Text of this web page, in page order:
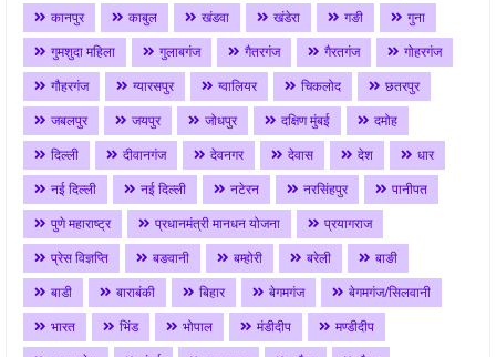
कानपुर
काबुल खंडवा खंडेरा गङी
गुना
गुमशुदा महिला
गुलाबगंज गैतरगंज गैरतगंज
गोहरगंज
गौहरगंज
ग्यारसपुर ग्वालियर चिकलोद
छतरपुर
जबलपुर
जयपुर जोधपुर दक्षिण मुंबई
दमोह
दिल्ली
दीवानगंज देवनगर देवास देश
धार
नई दिल्ली
नई दिल्ली नटेरन नरसिंहपुर
पानीपत
पुणे महाराष्ट्र
प्रधानमंत्री मानधन योजना
प्रयागराज
प्रेस विज्ञप्ति
बङवानी बम्होरी बरेली
बाङी
बाडी
बाराबंकी बिहार बेगमगंज
बेगमगंज/सिलवानी
भारत
भिंड भोपाल मंडीदीप
मण्डीदीप